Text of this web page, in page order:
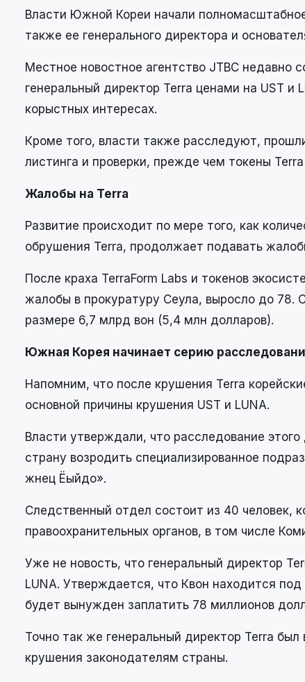
Власти Южной Кореи начали
также ее генерального директора и
Местное новостное агентство JTBC недавно
генеральный директор Terra ценами на UST и
корыстных интересах.
Кроме того, власти также расследуют,
листинга и проверки, прежде чем токены
Жалобы на Terra
Развитие происходит по мере того, как
обрушения Terra, продолжает подавать
После краха TerraForm Labs и токенов
жалобы в прокуратуру Сеула, выросло до 78.
размере 6,7 млрд вон (5,4 млн долларов).
Южная Корея начинает серию
Напомним, что после крушения Terra
основной причины крушения UST и LUNA.
Власти утверждали, что расследование
страну возродить специализированное
жнец Ёыйдо».
Следственный отдел состоит из 40 человек,
правоохранительных органов, в том числе
Уже не новость, что генеральный директор
LUNA. Утверждается, что Квон находится
будет вынужден заплатить 78 миллионов
Точно так же генеральный директор Terra
крушения законодателям страны.